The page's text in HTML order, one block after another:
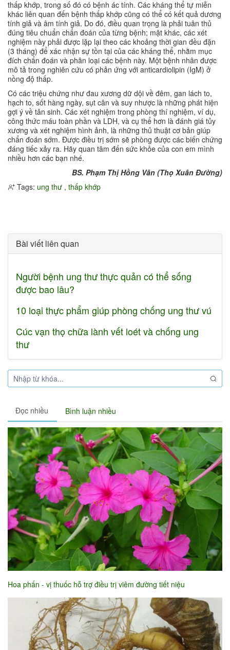
thấp khớp, trong số đó có bệnh ác tính. Các kháng thể tự miễn
khác liên quan đến bệnh thấp khớp cũng có thể có kết quả dương
tính giả và âm tính giả. Do đó, điều quan trọng là phải tuân thủ
đúng tiêu chuẩn chẩn đoán của từng bệnh; mặt khác, các xét
nghiệm này phải được lặp lại theo các khoảng thời gian đều đặn
(3 tháng) để xác nhận sự tồn tại của các kháng thể, nhằm mục
đích chẩn đoán và phân loại các bệnh này. Một bệnh nhân được
mô tả trong nghiên cứu có phản ứng với anticardiolipin (IgM) ở
nồng độ thấp.
Có các triệu chứng như đau xương dữ dội về đêm, gan lách to,
hạch to, sốt hàng ngày, sụt cân và suy nhược là những phát hiện
gợi ý về tân sinh. Các xét nghiệm trong phòng thí nghiệm, ví dụ,
công thức máu toàn phần và LDH, và cụ thể hơn là đánh giá tủy
xương và xét nghiệm hình ảnh, là những thủ thuật cơ bản giúp
chẩn đoán sớm. Được điều trị sớm sẽ phòng được các biến chứng
đáng tiếc xảy ra. Hãy quan tâm đến sức khỏe của con em mình
nhiều hơn các bạn nhé.
BS. Phạm Thị Hồng Vân (Thọ Xuân Đường)
Tags: ung thư , thấp khớp
Bài viết liên quan
Người bệnh ung thư thực quản có thể sống
được bao lâu?
10 loại thực phẩm giúp phòng chống ung thư vú
Cúc vạn thọ chữa lành vết loét và chống ung
thư
Đọc nhiều Bình luận nhiều
Hoa phấn - vị thuốc hỗ trợ điều trị viêm đường tiết niệu